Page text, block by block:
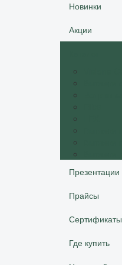
Новинки
Акции
Презентации
Прайсы
Сертификаты
Где купить